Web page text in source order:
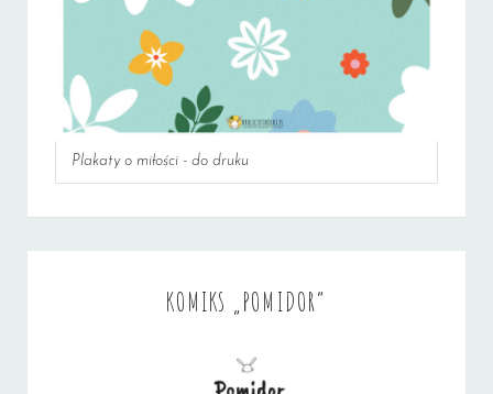
Plakaty o miłości - do druku
KOMIKS „POMIDOR”